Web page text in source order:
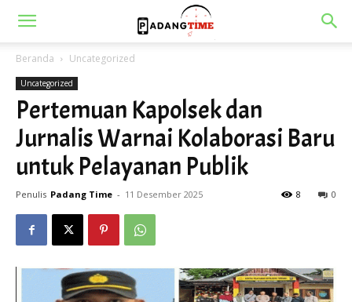
Beranda Uncategorized
Uncategorized
Pertemuan Kapolsek dan
Jurnalis Warnai Kolaborasi Baru
untuk Pelayanan Publik
Penulis Padang Time - 11 Desember 2025 0
8